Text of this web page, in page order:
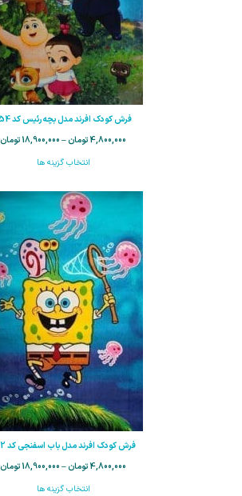
فرش کودک افرند مدل بچه رئیس کد 154
4,800,000تومان–
18,900,000تومان
انتخاب گزینه ها
فرش کودک افرند مدل باب اسفنجی کد 122
4,800,000تومان–
18,900,000تومان
انتخاب گزینه ها